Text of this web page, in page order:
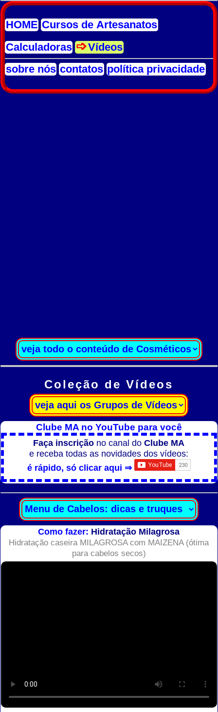
HOME Cursos de Artesanatos
Calculadoras
Vídeos
sobre nós contatos política privacidade
Coleção de Vídeos
Clube MA no YouTube para você
Faça inscrição no canal doClube MA
e receba todas as novidades dos vídeos:
é rápido, só clicar aqui ⇒
Como fazer: Hidratação Milagrosa
Hidratação caseira MILAGROSA com MAIZENA (ótima
para cabelos secos)